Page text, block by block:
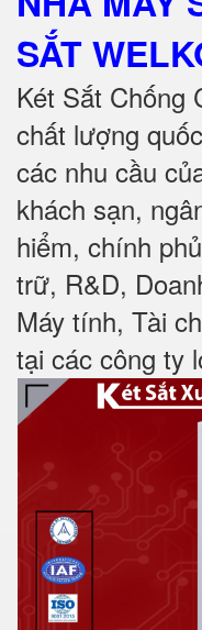
SẮT
Két Sắt Chống
chất lượng
các nhu cầu
khách sạn,
hiểm, chính
trữ, R&D,
Máy tính, Tài
tại các công ty